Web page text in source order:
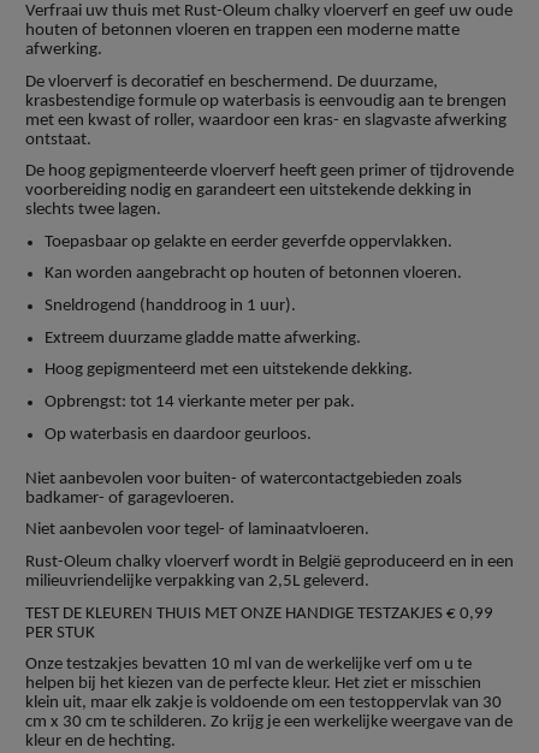
Verfraai uw thuis met Rust-Oleum chalky vloerverf en geef uw oude
houten of betonnen vloeren en trappen een moderne matte
afwerking.
De vloerverf is decoratief en beschermend. De duurzame,
krasbestendige formule op waterbasis is eenvoudig aan te brengen
met een kwast of roller, waardoor een kras- en slagvaste afwerking
ontstaat.
De hoog gepigmenteerde vloerverf heeft geen primer of tijdrovende
voorbereiding nodig en garandeert een uitstekende dekking in
slechts twee lagen.
Toepasbaar op gelakte en eerder geverfde oppervlakken.
Kan worden aangebracht op houten of betonnen vloeren.
Sneldrogend (handdroog in 1 uur).
Extreem duurzame gladde matte afwerking.
Hoog gepigmenteerd met een uitstekende dekking.
Opbrengst: tot 14 vierkante meter per pak.
Op waterbasis en daardoor geurloos.
Niet aanbevolen voor buiten- of watercontactgebieden zoals
badkamer- of garagevloeren.
Niet aanbevolen voor tegel- of laminaatvloeren.
Rust-Oleum chalky vloerverf wordt in België geproduceerd en in een
milieuvriendelijke verpakking van 2,5L geleverd.
TEST DE KLEUREN THUIS MET ONZE HANDIGE TESTZAKJES € 0,99
PER STUK
Onze testzakjes bevatten 10 ml van de werkelijke verf om u te
helpen bij het kiezen van de perfecte kleur. Het ziet er misschien
klein uit, maar elk zakje is voldoende om een testoppervlak van 30
cm x 30 cm te schilderen. Zo krijg je een werkelijke weergave van de
kleur en de hechting.